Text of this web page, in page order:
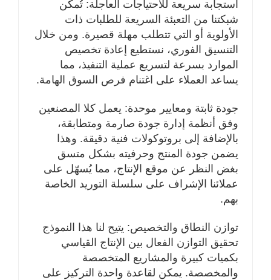
استجابة سريعة للاحتياجات العاجلة: تُمكّن
شبكتنا من التعبئة السريعة للطلبات ذات
الأولوية أو التي تتطلب مهلة قصيرة. ومن خلال
التنسيق الفوري، نستطيع إعادة تخصيص
الموارد بسرعة لتسريع عملية التنفيذ، مما
يساعد العملاء على اغتنام فرص السوق الهامة.
جودة ثابتة ومعايير موحدة: يعمل كلا المصنعين
وفق أنظمة إدارة جودة صارمة ومتطابقة،
بالإضافة إلى بروتوكولات فنية دقيقة. وهذا
يضمن جودة المنتج وحرفيته بشكل متسق
بغض النظر عن موقع الإنتاج، مما يُسهّل على
عملائنا الإشراف على سلسلة التوريد الخاصة
بهم.
توازن النطاق والتخصيص: يتيح لنا هذا النموذج
تحقيق التوازن الفعال بين الإنتاج القياسي
بكميات كبيرة والمشاريع المتخصصة
والمخصصة. يمكن لقاعدة واحدة التركيز على